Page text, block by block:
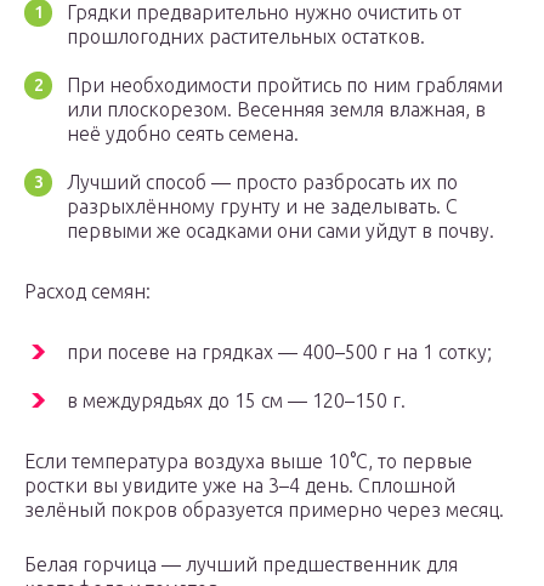
Грядки предварительно нужно очистить от
прошлогодних растительных остатков.
При необходимости пройтись по ним граблями
или плоскорезом. Весенняя земля влажная, в
неё удобно сеять семена.
Лучший способ — просто разбросать их по
разрыхлённому грунту и не заделывать. С
первыми же осадками они сами уйдут в почву.
Расход семян:
при посеве на грядках — 400–500 г на 1 сотку;
в междурядьях до 15 см — 120–150 г.
Если температура воздуха выше 10°С, то первые
ростки вы увидите уже на 3–4 день. Сплошной
зелёный покров образуется примерно через месяц.
Белая горчица — лучший предшественник для